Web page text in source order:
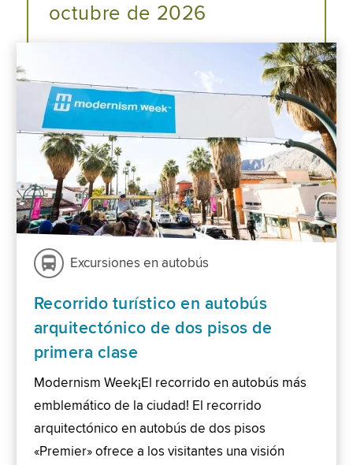
octubre de 2026
Excursiones en autobús
Recorrido turístico en autobús
arquitectónico de dos pisos de
primera clase
Modernism Week¡El recorrido en autobús más
emblemático de la ciudad! El recorrido
arquitectónico en autobús de dos pisos
«Premier» ofrece a los visitantes una visión